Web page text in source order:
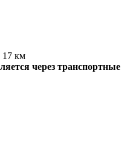
17 км
через транспортные